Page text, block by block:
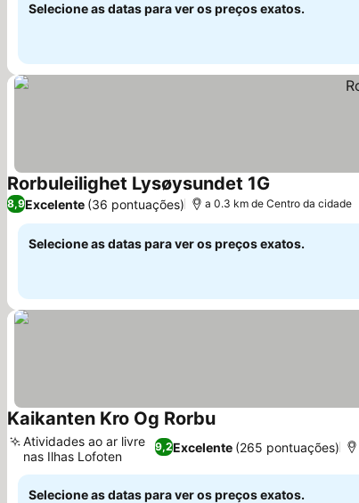
Selecione as datas para ver os preços exatos.
Rorbuleilighet Lysøysundet 1G
8,9Excelente (36 pontuações) a 0.3 km de Centro da cidade
Selecione as datas para ver os preços exatos.
Kaikanten Kro Og Rorbu
9,2Excelente (265 pontuações)
Atividades ao ar livre
nas Ilhas Lofoten
Selecione as datas para ver os preços exatos.